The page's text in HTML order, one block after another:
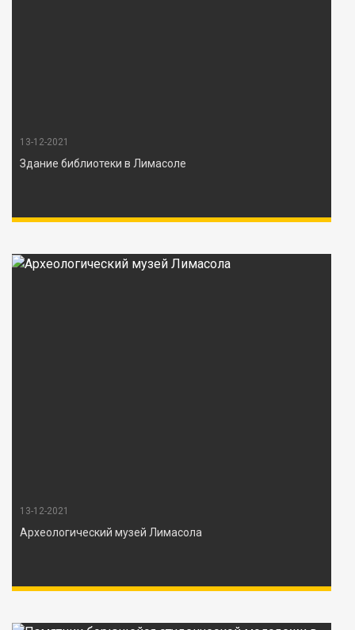
13-12-2021
Здание библиотеки в Лимасоле
13-12-2021
Археологический музей Лимасола